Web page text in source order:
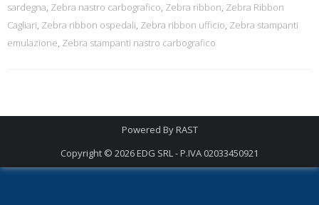
sardegna, Zebra nastro carbografico, Zebra ribbon, Zebra Ribbon
Cagliari, Zebra ribbon ospedali, Zebra ribbon ufficio, Zebra stampanti
emulazione, Zebra stampanti nastro carbografico
Powered ByRAST
Copyright © 2026EDG SRL - P.IVA 02033450921